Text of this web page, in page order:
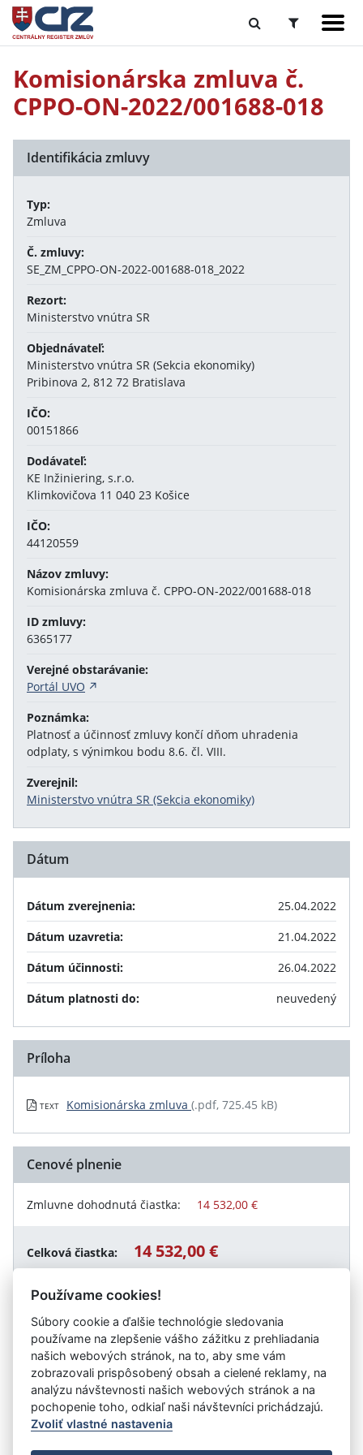
Komisionárska zmluva č.
CPPO-ON-2022/001688-018
Identifikácia zmluvy
Typ:
Zmluva
Č. zmluvy:
SE_ZM_CPPO-ON-2022-001688-018_2022
Rezort:
Ministerstvo vnútra SR
Objednávateľ:
Ministerstvo vnútra SR (Sekcia ekonomiky)
Pribinova 2, 812 72 Bratislava
IČO:
00151866
Dodávateľ:
KE Inžiniering, s.r.o.
Klimkovičova 11 040 23 Košice
IČO:
44120559
Názov zmluvy:
Komisionárska zmluva č. CPPO-ON-2022/001688-018
ID zmluvy:
6365177
Verejné obstarávanie:
Portál UVO
Poznámka:
Platnosť a účinnosť zmluvy končí dňom uhradenia
odplaty, s výnimkou bodu 8.6. čl. VIII.
Zverejnil:
Ministerstvo vnútra SR (Sekcia ekonomiky)
Dátum
Dátum zverejnenia:
25.04.2022
Dátum uzavretia:
21.04.2022
Dátum účinnosti:
26.04.2022
Dátum platnosti do:
neuvedený
Príloha
TEXT Komisionárska zmluva (.pdf, 725.45 kB)
Cenové plnenie
Zmluvne dohodnutá čiastka: 14 532,00 €
Celková čiastka: 14 532,00 €
Návrat späť
Vystavil:Ministerstvo vnútra SR (Sekcia ekonomiky)
Používame cookies!
Súbory cookie a ďalšie technológie sledovania
používame na zlepšenie vášho zážitku z prehliadania
našich webových stránok, na to, aby sme vám
zobrazovali prispôsobený obsah a cielené reklamy, na
analýzu návštevnosti našich webových stránok a na
pochopenie toho, odkiaľ naši návštevníci prichádzajú.
Zvoliť vlastné nastavenia